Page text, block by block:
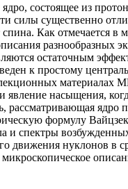
состоящее из
силы существенно
Как отмечается в
разнообразных
остаточным
к простому
лекционных
насыщения,
рассматривающая ядро
формулу
и спектры
движения нуклонов в